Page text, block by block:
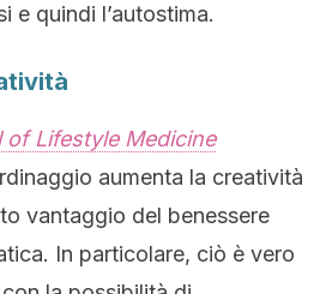
e quindi l’autostima.
Lifestyle Medicine
aumenta la creatività
vantaggio del benessere
In particolare, ciò è vero